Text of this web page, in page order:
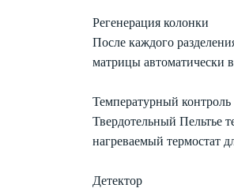
Регенерация колонки
После каждого
матрицы автоматически
Температурный контроль
Твердотельный Пельтье
нагреваемый термостат
Детектор